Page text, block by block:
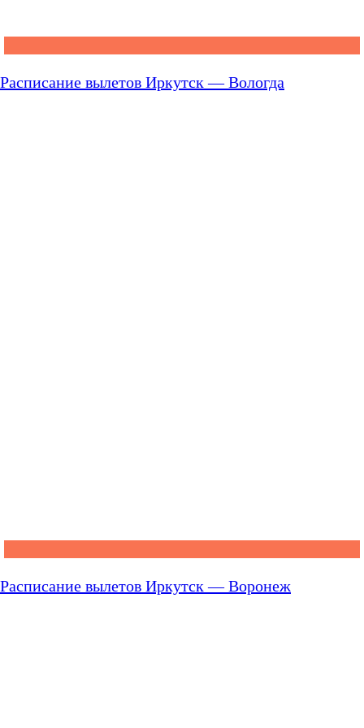
Расписание вылетов Иркутск — Вологда
Расписание вылетов Иркутск — Воронеж